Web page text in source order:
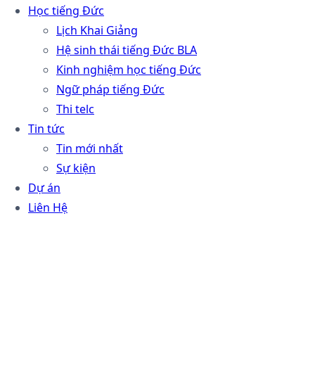
Học tiếng Đức
Lịch Khai Giảng
Hệ sinh thái tiếng Đức BLA
Kinh nghiệm học tiếng Đức
Ngữ pháp tiếng Đức
Thi telc
Tin tức
Tin mới nhất
Sự kiện
Dự án
Liên Hệ